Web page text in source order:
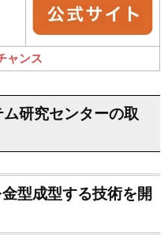
ャンス
研究センターの取
型成型する技術を開